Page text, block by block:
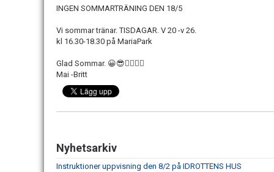
INGEN SOMMARTRÄNING DEN 18/5
Vi sommar tränar. TISDAGAR. V 20 -v 26.
kl 16.30-18.30 på MariaPark
Glad Sommar. 😀😎🤸‍♀️🤸‍♀️
Mai -Britt
Nyhetsarkiv
Instruktioner uppvisning den 8/2 på IDROTTENS HUS